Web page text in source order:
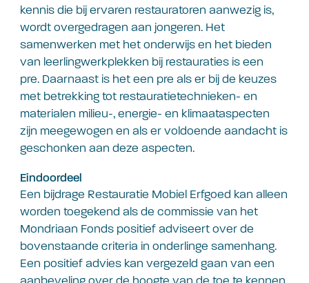
kennis die bij ervaren restauratoren aanwezig is,
wordt overgedragen aan jongeren. Het
samenwerken met het onderwijs en het bieden
van leerlingwerkplekken bij restauraties is een
pre. Daarnaast is het een pre als er bij de keuzes
met betrekking tot restauratietechnieken- en
materialen milieu-, energie- en klimaataspecten
zijn meegewogen en als er voldoende aandacht is
geschonken aan deze aspecten.
Eindoordeel
Een bijdrage Restauratie Mobiel Erfgoed kan alleen
worden toegekend als de commissie van het
Mondriaan Fonds positief adviseert over de
bovenstaande criteria in onderlinge samenhang.
Een positief advies kan vergezeld gaan van een